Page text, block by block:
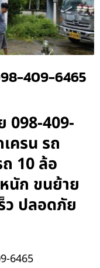
409-6465
098-409-
ครน รถ
ถ 10 ล้อ
นัก ขนย้าย
ว ปลอดภัย
6465